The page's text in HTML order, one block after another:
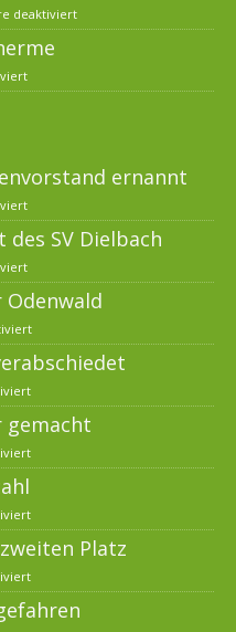
deaktiviert
ernannt
SV Dielbach
Odenwald
gemacht
Platz